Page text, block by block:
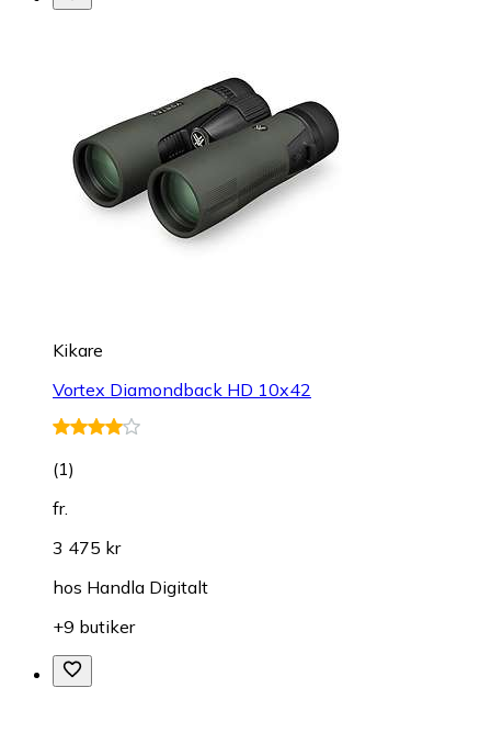
Kikare
Vortex Diamondback HD 10x42
(1)
fr.
3 475 kr
hos Handla Digitalt
+9 butiker